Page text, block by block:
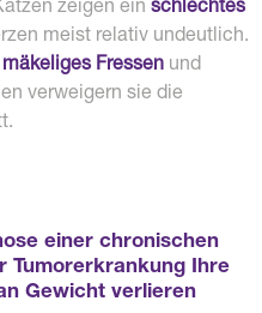
zeigen ein schlechtes
meist relativ undeutlich.
mäkeliges Fressen und
verweigern sie die
einer chronischen
Tumorerkrankung Ihre
Gewicht verlieren